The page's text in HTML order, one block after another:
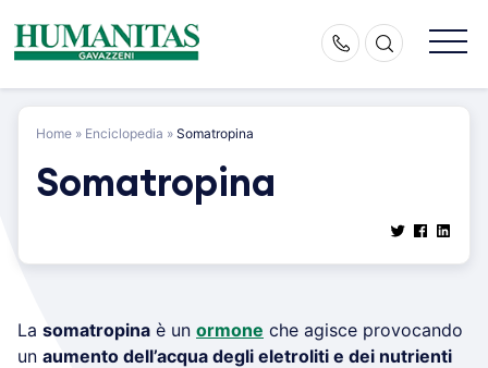
content
Home » Enciclopedia » Somatropina
Somatropina
La somatropina è un ormone che agisce provocando
un aumento dell’acqua degli eletroliti e dei nutrienti